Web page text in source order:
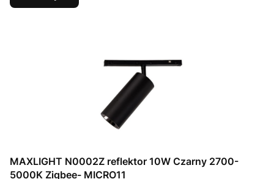
MAXLIGHT N0002Z reflektor 10W Czarny 2700-
5000K Zigbee- MICRO11